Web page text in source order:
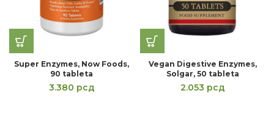
Super Enzymes, Now Foods,
90 tableta
3.380 рсд
Vegan Digestive Enzymes,
Solgar, 50 tableta
2.053 рсд